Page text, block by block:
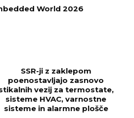
World 2026
SSR-ji z zaklepom
poenostavljajo zasnovo
vezij za termostate,
sisteme HVAC, varnostne
sisteme in alarmne plošče